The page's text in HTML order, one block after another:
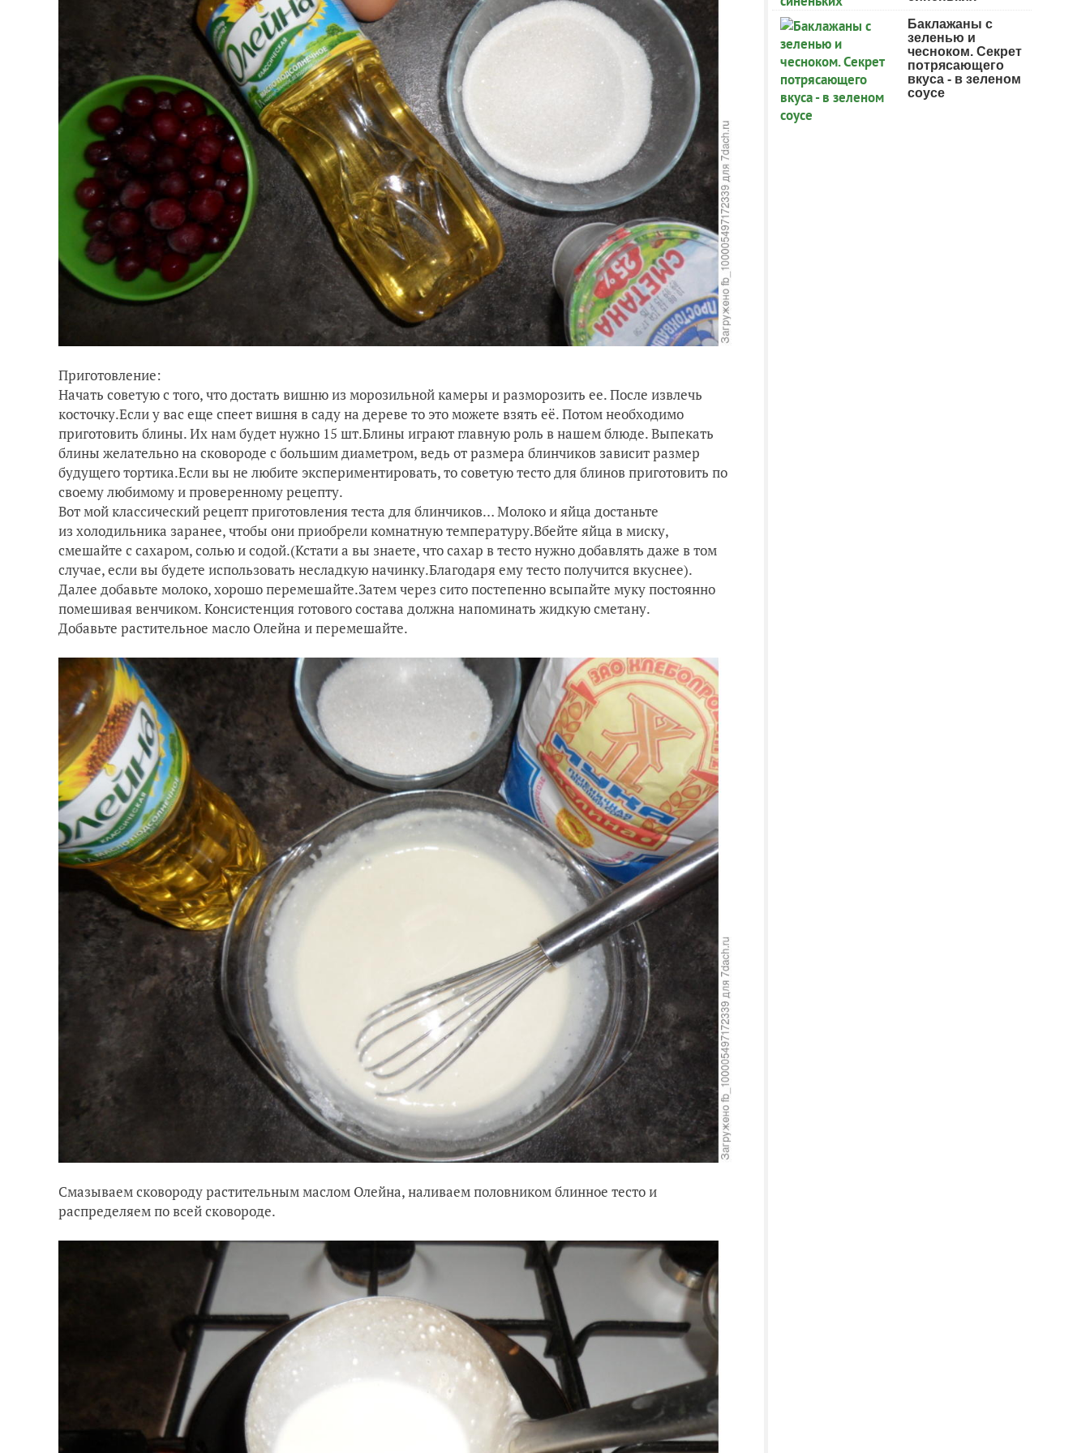
Приготовление:
Начать советую с того, что достать вишню из морозильной камеры и разморозить ее. После извлечь
косточку.Если у вас еще спеет вишня в саду на дереве то это можете взять её. Потом необходимо
приготовить блины. Их нам будет нужно 15 шт.Блины играют главную роль в нашем блюде. Выпекать
блины желательно на сковороде с большим диаметром, ведь от размера блинчиков зависит размер
будущего тортика.Если вы не любите экспериментировать, то советую тесто для блинов приготовить по
своему любимому и проверенному рецепту.
Вот мой классический рецепт приготовления теста для блинчиков… Молоко и яйца достаньте
из холодильника заранее, чтобы они приобрели комнатную температуру.Вбейте яйца в миску,
смешайте с сахаром, солью и содой.(Кстати а вы знаете, что сахар в тесто нужно добавлять даже в том
случае, если вы будете использовать несладкую начинку.Благодаря ему тесто получится вкуснее).
Далее добавьте молоко, хорошо перемешайте.Затем через сито постепенно всыпайте муку постоянно
помешивая венчиком. Консистенция готового состава должна напоминать жидкую сметану.
Добавьте растительное масло Олейна и перемешайте.
Смазываем сковороду растительным маслом Олейна, наливаем половником блинное тесто и
распределяем по всей сковороде.
Баклажаны с
зеленью и
чесноком. Секрет
потрясающего
вкуса - в зеленом
соусе